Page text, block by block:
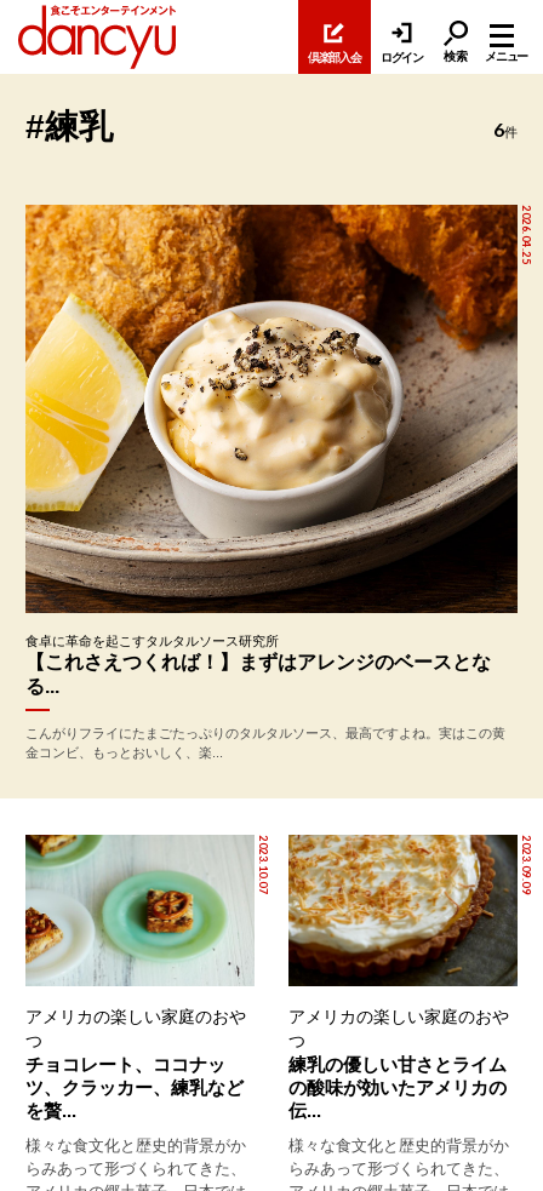
倶楽部入会 ログイン 検索 メニュー
#練乳 6件
2026.04.25
食卓に革命を起こすタルタルソース研究所
【これさえつくれば！】まずはアレンジのベースとな
る...
こんがりフライにたまごたっぷりのタルタルソース、最高ですよね。実はこの黄
金コンビ、もっとおいしく、楽...
2023.10.07
アメリカの楽しい家庭のおや
つ
チョコレート、ココナッ
ツ、クラッカー、練乳など
を贅...
様々な食文化と歴史的背景がか
らみあって形づくられてきた、
2023.09.09
アメリカの楽しい家庭のおや
つ
練乳の優しい甘さとライム
の酸味が効いたアメリカの
伝...
様々な食文化と歴史的背景がか
らみあって形づくられてきた、